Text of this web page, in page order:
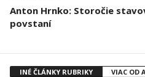
Anton Hrnko: Storočie
povstaní
INÉ ČLÁNKY RUBRIKY VIAC OD